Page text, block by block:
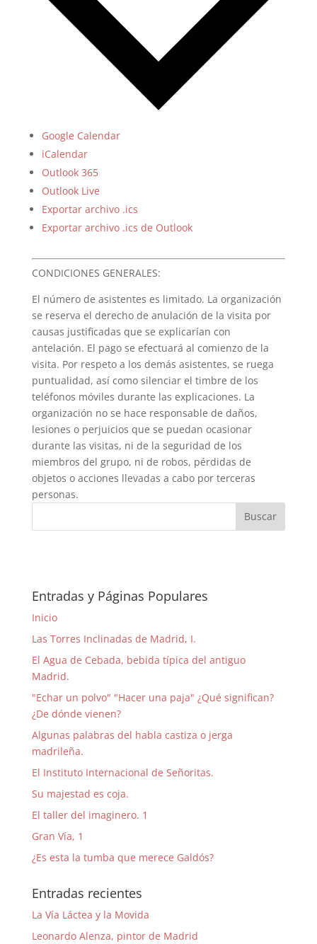
Google Calendar
iCalendar
Outlook 365
Outlook Live
Exportar archivo .ics
Exportar archivo .ics de Outlook
CONDICIONES GENERALES:
El número de asistentes es limitado. La organización
se reserva el derecho de anulación de la visita por
causas justificadas que se explicarían con
antelación. El pago se efectuará al comienzo de la
visita. Por respeto a los demás asistentes, se ruega
puntualidad, así como silenciar el timbre de los
teléfonos móviles durante las explicaciones. La
organización no se hace responsable de daños,
lesiones o perjuicios que se puedan ocasionar
durante las visitas, ni de la seguridad de los
miembros del grupo, ni de robos, pérdidas de
objetos o acciones llevadas a cabo por terceras
personas.
Entradas y Páginas Populares
Inicio
Las Torres Inclinadas de Madrid, I.
El Agua de Cebada, bebida típica del antiguo
Madrid.
"Echar un polvo" "Hacer una paja" ¿Qué significan?
¿De dónde vienen?
Algunas palabras del habla castiza o jerga
madrileña.
El Instituto Internacional de Señoritas.
Su majestad es coja.
El taller del imaginero. 1
Gran Vía, 1
¿Es esta la tumba que merece Galdós?
Entradas recientes
La Vía Láctea y la Movida
Leonardo Alenza, pintor de Madrid